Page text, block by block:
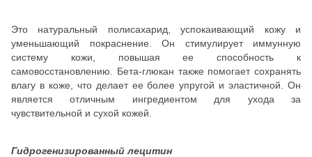
Это натуральный полисахарид, успокаивающий кожу и
уменьшающий покраснение. Он стимулирует иммунную
систему кожи, повышая ее способность к
самовосстановлению. Бета-глюкан также помогает сохранять
влагу в коже, что делает ее более упругой и эластичной. Он
является отличным ингредиентом для ухода за
чувствительной и сухой кожей.
Гидрогенизированный лецитин